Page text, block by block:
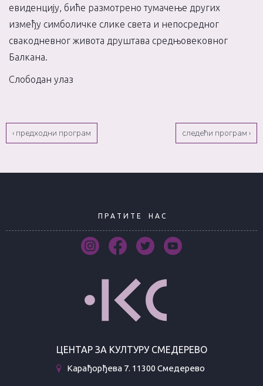
евиденцију, биће размотрено тумачење других
између симболичке слике света и непосредног
свакодневног живота друштава средњовековног
Балкана.
Слободан улаз
‹ предходни програм следећи програм ›
П Р А Т И Т Е Н А С
ЦЕНТАР ЗА КУЛТУРУ СМЕДЕРЕВО
Карађорђева 7. 11300 Смедерево